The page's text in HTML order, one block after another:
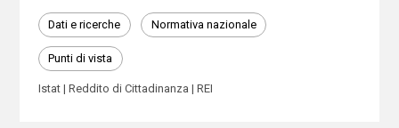
Dati e ricerche Normativa nazionale
Punti di vista
Istat Reddito di Cittadinanza REI